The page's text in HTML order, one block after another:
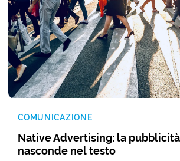
COMUNICAZIONE
Native Advertising: la
nasconde nel testo